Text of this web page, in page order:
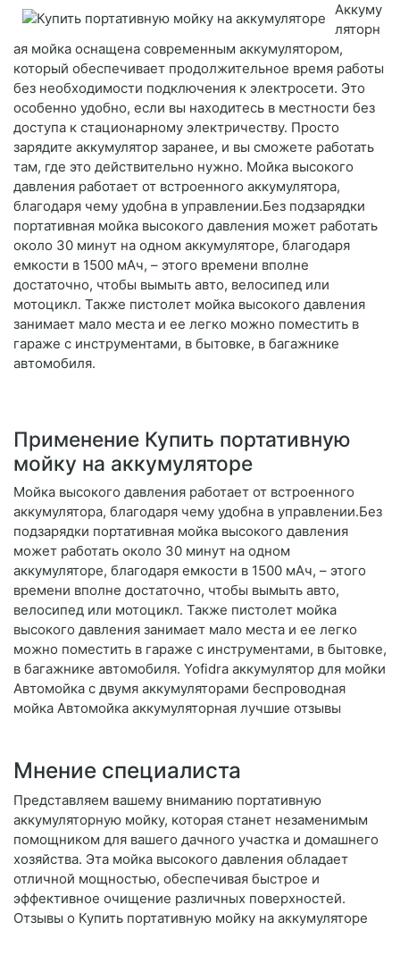
Аккуму
ляторн
ая мойка оснащена современным аккумулятором,
который обеспечивает продолжительное время работы
без необходимости подключения к электросети. Это
особенно удобно, если вы находитесь в местности без
доступа к стационарному электричеству. Просто
зарядите аккумулятор заранее, и вы сможете работать
там, где это действительно нужно. Мойка высокого
давления работает от встроенного аккумулятора,
благодаря чему удобна в управлении.Без подзарядки
портативная мойка высокого давления может работать
около 30 минут на одном аккумуляторе, благодаря
емкости в 1500 мАч, – этого времени вполне
достаточно, чтобы вымыть авто, велосипед или
мотоцикл. Также пистолет мойка высокого давления
занимает мало места и ее легко можно поместить в
гараже с инструментами, в бытовке, в багажнике
автомобиля.
Применение Купить портативную
мойку на аккумуляторе
Мойка высокого давления работает от встроенного
аккумулятора, благодаря чему удобна в управлении.Без
подзарядки портативная мойка высокого давления
может работать около 30 минут на одном
аккумуляторе, благодаря емкости в 1500 мАч, – этого
времени вполне достаточно, чтобы вымыть авто,
велосипед или мотоцикл. Также пистолет мойка
высокого давления занимает мало места и ее легко
можно поместить в гараже с инструментами, в бытовке,
в багажнике автомобиля. Yofidra аккумулятор для мойки
Автомойка с двумя аккумуляторами беспроводная
мойка Автомойка аккумуляторная лучшие отзывы
Мнение специалиста
Представляем вашему вниманию портативную
аккумуляторную мойку, которая станет незаменимым
помощником для вашего дачного участка и домашнего
хозяйства. Эта мойка высокого давления обладает
отличной мощностью, обеспечивая быстрое и
эффективное очищение различных поверхностей.
Отзывы о Купить портативную мойку на аккумуляторе